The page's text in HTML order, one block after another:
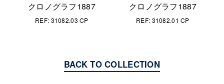
クロノグラフ1887
REF: 31082.03 CP
クロノグラフ1887
REF: 31082.01 CP
BACK TO COLLECTION